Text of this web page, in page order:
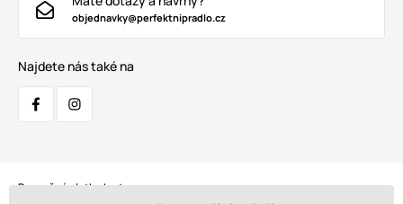
objednavky@perfektnipradlo.cz
Najdete nás také na
Bezpečná platba kartou: